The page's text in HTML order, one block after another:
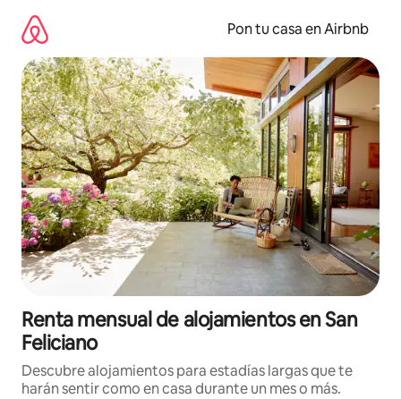
contenido
Pon tu casa en Airbnb
Renta mensual de alojamientos en San
Feliciano
Descubre alojamientos para estadías largas que te
harán sentir como en casa durante un mes o más.